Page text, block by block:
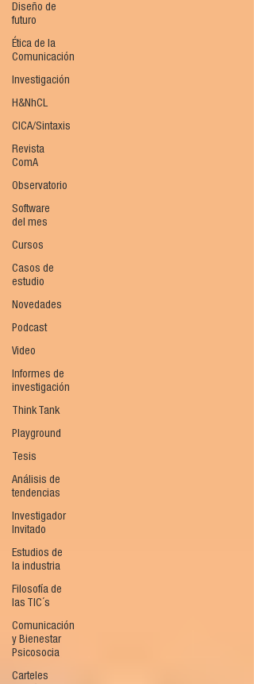
Diseño de
futuro
Ética de la
Comunicación
Investigación
H&NhCL
CICA/Sintaxis
Revista
ComA
Observatorio
Software
del mes
Cursos
Casos de
estudio
Novedades
Podcast
Video
Informes de
investigación
Think Tank
Playground
Tesis
Análisis de
tendencias
Investigador
Invitado
Estudios de
la industria
Filosofía de
las TIC´s
Comunicación
y Bienestar
Psicosocia
Carteles